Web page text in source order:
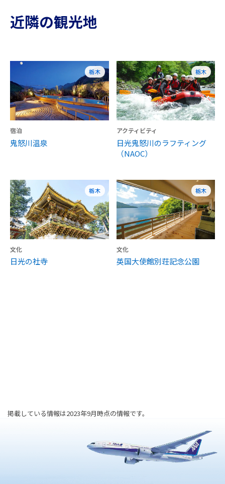
近隣の観光地
栃木
宿泊
鬼怒川温泉
栃木
アクティビティ
日光鬼怒川のラフティング
（NAOC）
栃木
文化
日光の社寺
栃木
文化
英国大使館別荘記念公園
掲載している情報は2023年9月時点の情報です。